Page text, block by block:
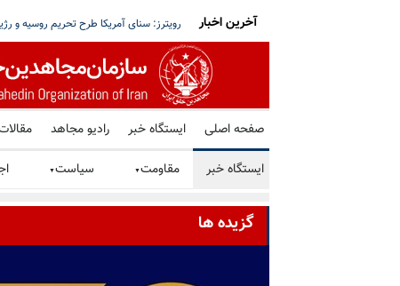
جاودانگی و درگذشت مجاهد والا حسین نفت رژیم ایران در پی محاصره دریایی آمریکا
آخرین اخبار
صفحه اصلی ایستگاه خبر رادیو مجاهد
ایستگاه خبر مقاومت▼ سیاست▼
گزیده ها